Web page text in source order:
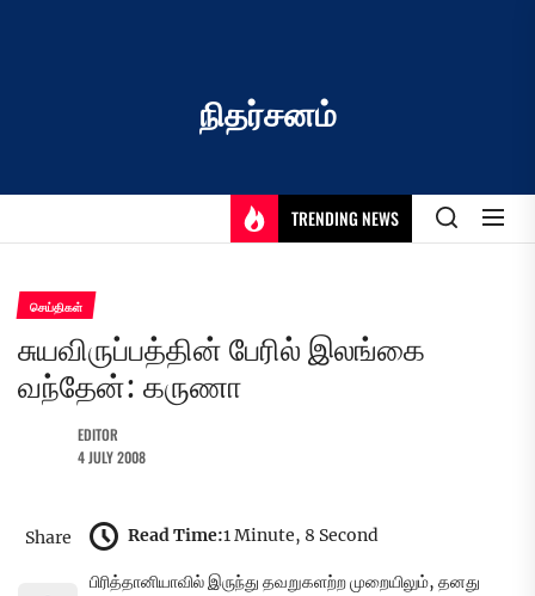
நிதர்சனம்
TRENDING NEWS
செய்திகள்
சுயவிருப்பத்தின் பேரில் இலங்கை
வந்தேன்: கருணா
EDITOR
4 JULY 2008
Share Read Time:1 Minute, 8 Second
பிரித்தானியாவில் இருந்து தவறுகளற்ற முறையிலும், தனது